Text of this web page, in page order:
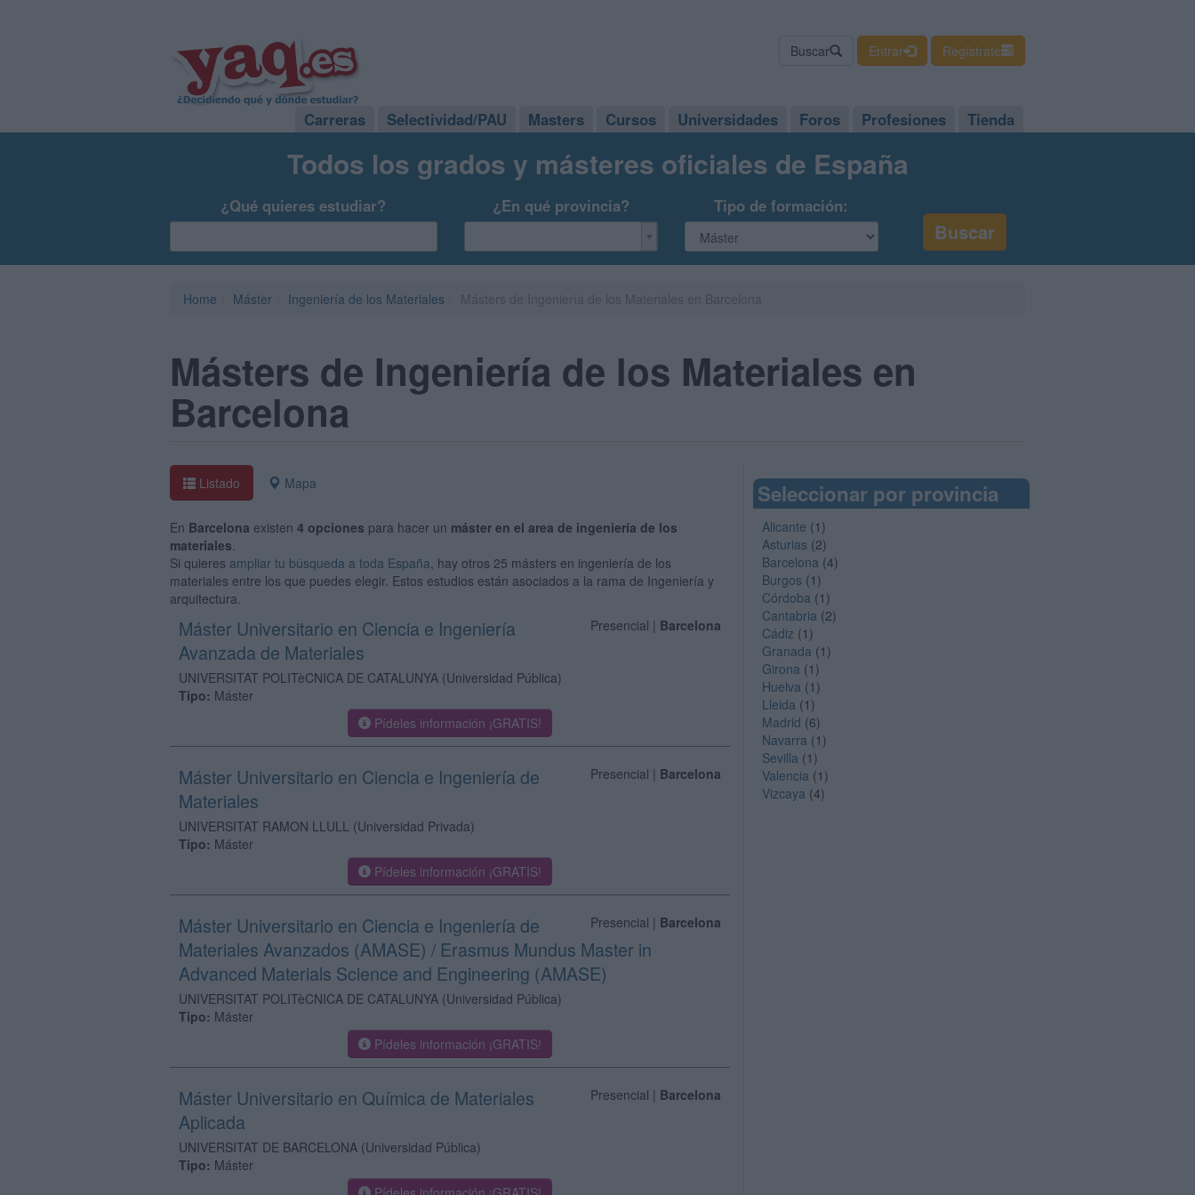
Buscar Entrar Regístrate
Carreras Selectividad/PAU Masters Cursos Universidades Foros Profesiones Tienda
Todos los grados y másteres oficiales de España
¿Qué quieres estudiar? ¿En qué provincia? Tipo de formación:
Home Máster Ingeniería de los Materiales
Másters de Ingeniería de los Materiales en
Barcelona
Listado Mapa
En Barcelona existen 4 opciones para hacer un máster en el area de ingeniería de los
materiales.
Si quieres ampliar tu búsqueda a toda España, hay otros 25 másters en ingeniería de los
materiales entre los que puedes elegir. Estos estudios están asociados a la rama de Ingeniería y
arquitectura.
Presencial | Barcelona
Máster Universitario en Ciencia e Ingeniería
Avanzada de Materiales
UNIVERSITAT POLITèCNICA DE CATALUNYA (Universidad Pública)
Tipo: Máster
Pídeles información ¡GRATIS!
Presencial | Barcelona
Máster Universitario en Ciencia e Ingeniería de
Materiales
UNIVERSITAT RAMON LLULL (Universidad Privada)
Tipo: Máster
Pídeles información ¡GRATIS!
Presencial | Barcelona
Máster Universitario en Ciencia e Ingeniería de
Materiales Avanzados (AMASE) / Erasmus Mundus Master in
Advanced Materials Science and Engineering (AMASE)
UNIVERSITAT POLITèCNICA DE CATALUNYA (Universidad Pública)
Tipo: Máster
Pídeles información ¡GRATIS!
Presencial | Barcelona
Máster Universitario en Química de Materiales
Aplicada
UNIVERSITAT DE BARCELONA (Universidad Pública)
Tipo: Máster
Seleccionar por provincia
Alicante (1)
Asturias (2)
Barcelona (4)
Burgos (1)
Córdoba (1)
Cantabria (2)
Cádiz (1)
Granada (1)
Girona (1)
Huelva (1)
Lleida (1)
Madrid (6)
Navarra (1)
Sevilla (1)
Valencia (1)
Vizcaya (4)